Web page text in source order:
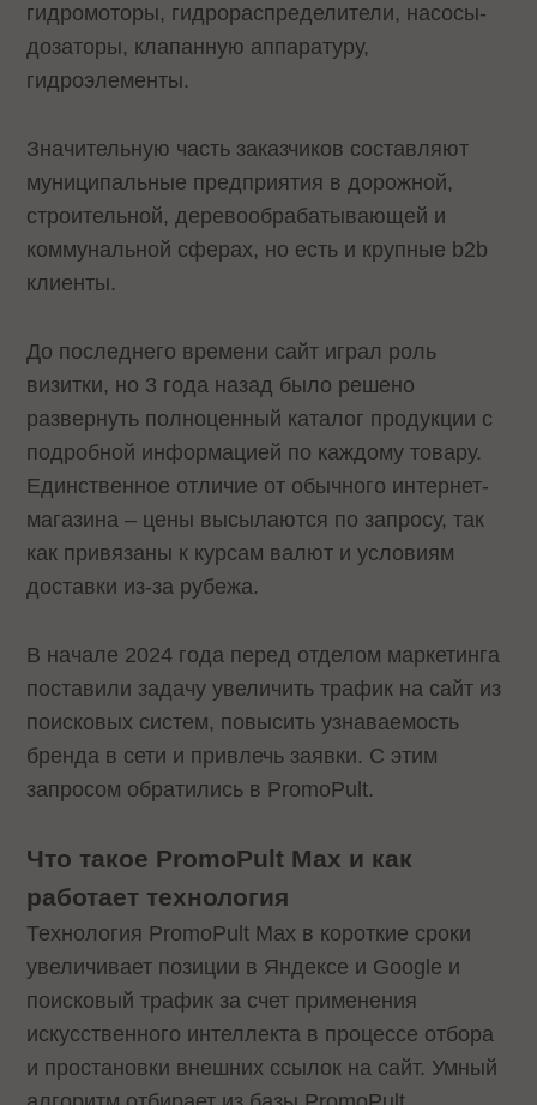
гидромоторы, гидрораспределители, насосы-
дозаторы, клапанную аппаратуру,
гидроэлементы.
Значительную часть заказчиков составляют
муниципальные предприятия в дорожной,
строительной, деревообрабатывающей и
коммунальной сферах, но есть и крупные b2b
клиенты.
До последнего времени сайт играл роль
визитки, но 3 года назад было решено
развернуть полноценный каталог продукции с
подробной информацией по каждому товару.
Единственное отличие от обычного интернет-
магазина – цены высылаются по запросу, так
как привязаны к курсам валют и условиям
доставки из-за рубежа.
В начале 2024 года перед отделом маркетинга
поставили задачу увеличить трафик на сайт из
поисковых систем, повысить узнаваемость
бренда в сети и привлечь заявки. С этим
запросом обратились в PromoPult.
Что такое PromoPult Max и как
работает технология
Технология PromoPult Max в короткие сроки
увеличивает позиции в Яндексе и Google и
поисковый трафик за счет применения
искусственного интеллекта в процессе отбора
и простановки внешних ссылок на сайт. Умный